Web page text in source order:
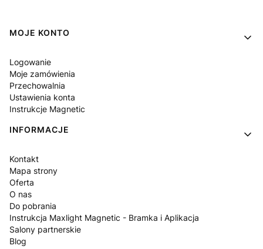
Linki w stopce
MOJE KONTO
Logowanie
Moje zamówienia
Przechowalnia
Ustawienia konta
Instrukcje Magnetic
INFORMACJE
Kontakt
Mapa strony
Oferta
O nas
Do pobrania
Instrukcja Maxlight Magnetic - Bramka i Aplikacja
Salony partnerskie
Blog